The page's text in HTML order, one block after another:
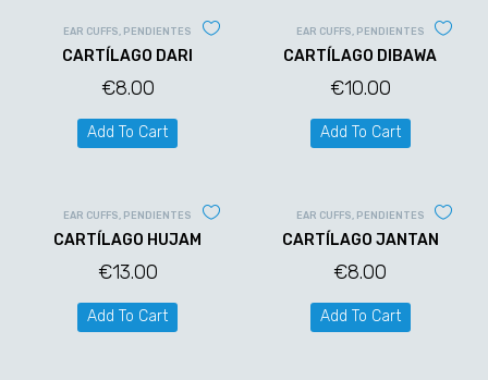
EAR CUFFS PENDIENTES
CARTÍLAGO DARI
€8.00
Add To Cart
EAR CUFFS PENDIENTES
CARTÍLAGO DIBAWA
€10.00
Add To Cart
EAR CUFFS PENDIENTES
CARTÍLAGO HUJAM
€13.00
Add To Cart
EAR CUFFS PENDIENTES
CARTÍLAGO JANTAN
€8.00
Add To Cart